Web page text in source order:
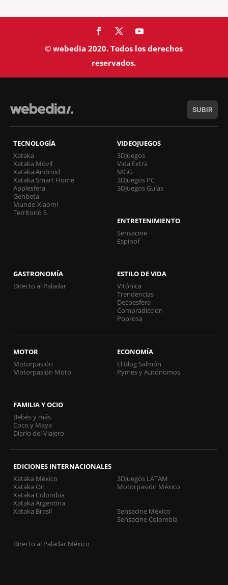
© webedia 2020. Todos los derechos
reservados.
SUBIR
TECNOLOGÍA
Xataka
Xataka Móvil
Xataka Android
Xataka Smart Home
Applesfera
Genbeta
Mundo Xiaomi
Territorio S
VIDEOJUEGOS
3DJuegos
Vida Extra
MGG
3DJuegos PC
3DJuegos Guías
ENTRETENIMIENTO
Sensacine
Espinof
GASTRONOMÍA
Directo al Paladar
ESTILO DE VIDA
Vitónica
Trendencias
Decoesfera
Compradiccion
Poprosa
MOTOR
Motorpasión
Motorpasión Moto
ECONOMÍA
El Blog Salmón
Pymes y Autónomos
FAMILIA Y OCIO
Bebés y más
Coco y Maya
Diario del Viajero
EDICIONES INTERNACIONALES
Xataka México
Xataka On
Xataka Colombia
Xataka Argentina
Xataka Brasil
3DJuegos LATAM
Motorpasión México
Sensacine México
Sensacine Colombia
Directo al Paladar México